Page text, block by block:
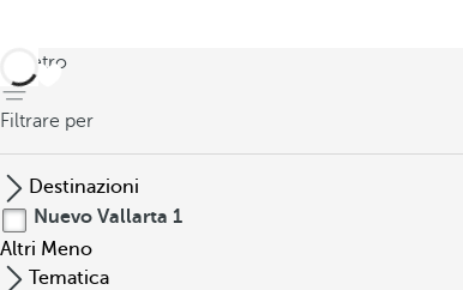
indietro
Filtrare per
Destinazioni
Nuevo Vallarta 1
Altri Meno
Tematica